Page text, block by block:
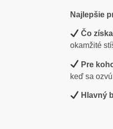
Najlepšie
Čo
okamžité
Pre
keď sa
Hlavný